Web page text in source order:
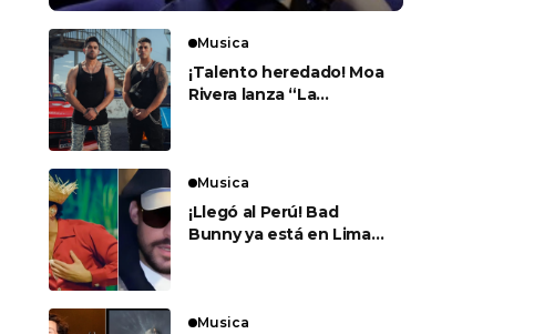
Musica
¡Talento heredado! Moa
Rivera lanza “La
Musica
¡Llegó al Perú! Bad
Bunny ya está en Lima
Musica